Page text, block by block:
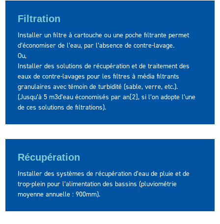
Filtration
Installer un filtre à cartouche ou une poche filtrante permet
d’économiser de l’eau, par l’absence de contre-lavage.
Ou,
Installer des solutions de récupération et de traitement des
eaux de contre-lavages pour les filtres à média filtrants
granulaires avec témoin de turbidité (sable, verre, etc.).
(Jusqu’à 5 m3d’eau économisés par an[2], si l’on adopte l’une
de ces solutions de filtrations).
Récupération
Installer des systèmes de récupération d’eau de pluie et de
trop-plein pour l’alimentation des bassins (pluviométrie
moyenne annuelle : 900mm).